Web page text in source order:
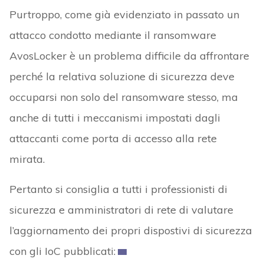
Purtroppo, come già evidenziato in passato un
attacco condotto mediante il ransomware
AvosLocker è un problema difficile da affrontare
perché la relativa soluzione di sicurezza deve
occuparsi non solo del ransomware stesso, ma
anche di tutti i meccanismi impostati dagli
attaccanti come porta di accesso alla rete
mirata.
Pertanto si consiglia a tutti i professionisti di
sicurezza e amministratori di rete di valutare
l’aggiornamento dei propri dispostivi di sicurezza
con gli IoC pubblicati: